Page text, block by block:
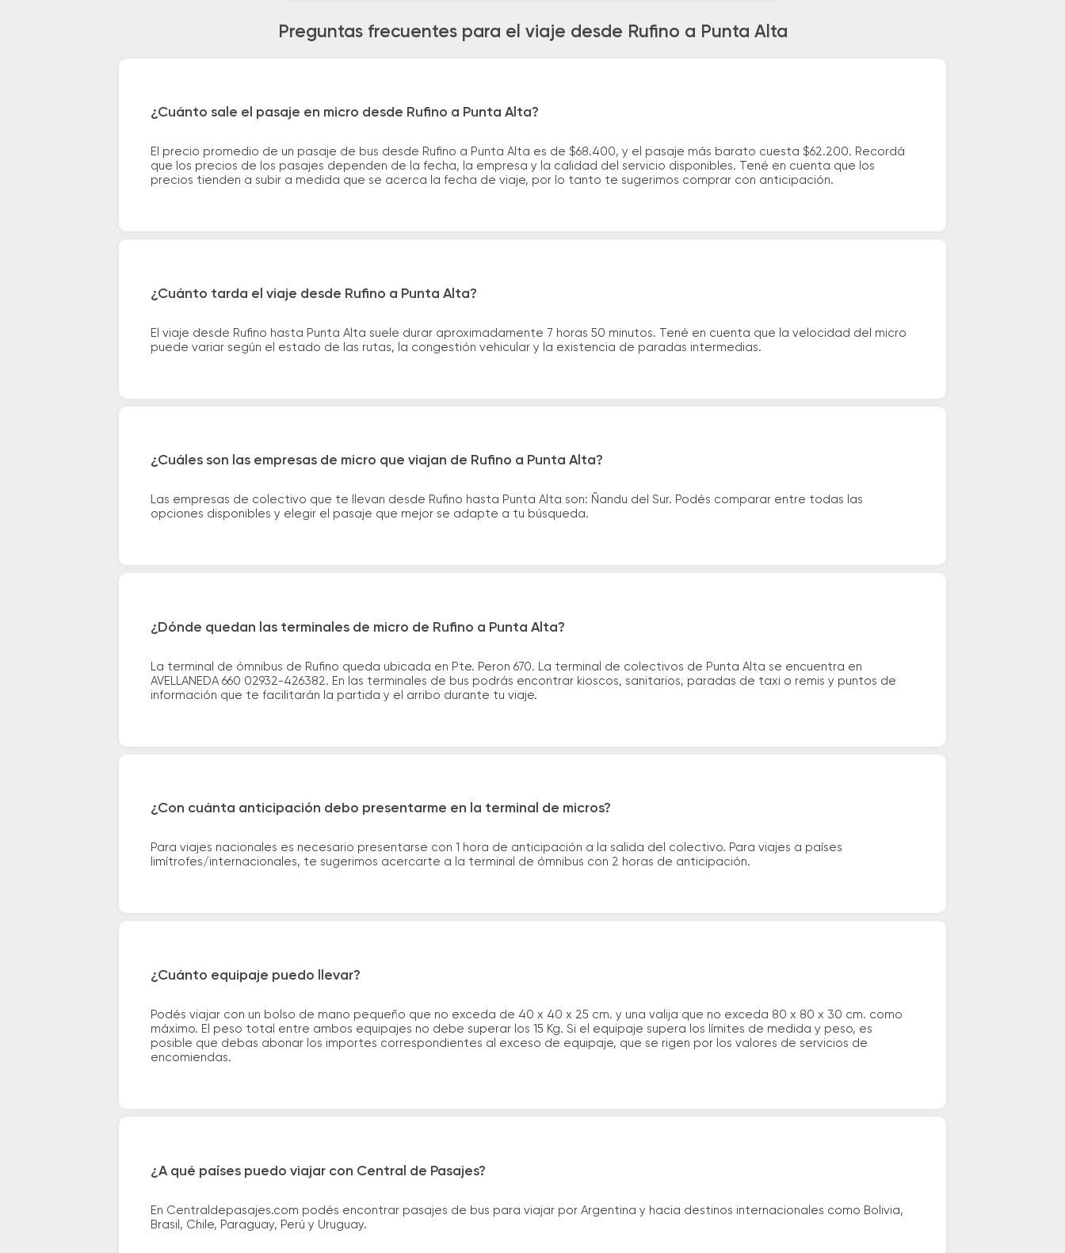
Preguntas frecuentes para el viaje desde Rufino a Punta Alta
¿Cuánto sale el pasaje en micro desde Rufino a Punta Alta?
El precio promedio de un pasaje de bus desde Rufino a Punta Alta es de $68.400, y el pasaje más barato cuesta $62.200. Recordá
que los precios de los pasajes dependen de la fecha, la empresa y la calidad del servicio disponibles. Tené en cuenta que los
precios tienden a subir a medida que se acerca la fecha de viaje, por lo tanto te sugerimos comprar con anticipación.
¿Cuánto tarda el viaje desde Rufino a Punta Alta?
El viaje desde Rufino hasta Punta Alta suele durar aproximadamente 7 horas 50 minutos. Tené en cuenta que la velocidad del micro
puede variar según el estado de las rutas, la congestión vehicular y la existencia de paradas intermedias.
¿Cuáles son las empresas de micro que viajan de Rufino a Punta Alta?
Las empresas de colectivo que te llevan desde Rufino hasta Punta Alta son: Ñandu del Sur. Podés comparar entre todas las
opciones disponibles y elegir el pasaje que mejor se adapte a tu búsqueda.
¿Dónde quedan las terminales de micro de Rufino a Punta Alta?
La terminal de ómnibus de Rufino queda ubicada en Pte. Peron 670. La terminal de colectivos de Punta Alta se encuentra en
AVELLANEDA 660 02932-426382. En las terminales de bus podrás encontrar kioscos, sanitarios, paradas de taxi o remis y puntos de
información que te facilitarán la partida y el arribo durante tu viaje.
¿Con cuánta anticipación debo presentarme en la terminal de micros?
Para viajes nacionales es necesario presentarse con 1 hora de anticipación a la salida del colectivo. Para viajes a países
limítrofes/internacionales, te sugerimos acercarte a la terminal de ómnibus con 2 horas de anticipación.
¿Cuánto equipaje puedo llevar?
Podés viajar con un bolso de mano pequeño que no exceda de 40 x 40 x 25 cm. y una valija que no exceda 80 x 80 x 30 cm. como
máximo. El peso total entre ambos equipajes no debe superar los 15 Kg. Si el equipaje supera los límites de medida y peso, es
posible que debas abonar los importes correspondientes al exceso de equipaje, que se rigen por los valores de servicios de
encomiendas.
¿A qué países puedo viajar con Central de Pasajes?
En Centraldepasajes.com podés encontrar pasajes de bus para viajar por Argentina y hacia destinos internacionales como Bolivia,
Brasil, Chile, Paraguay, Perú y Uruguay.